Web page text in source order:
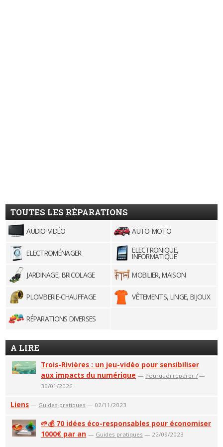
TOUTES LES RÉPARATIONS
AUDIO-VIDÉO AUTO-MOTO
ELECTROMÉNAGER ELECTRONIQUE,
INFORMATIQUE
JARDINAGE, BRICOLAGE
MOBILIER, MAISON
PLOMBERIE-CHAUFFAGE VÊTEMENTS, LINGE, BIJOUX
RÉPARATIONS DIVERSES
A LIRE
Trois-Rivières : un jeu-vidéo pour sensibiliser
aux impacts du numérique — Pourquoi réparer ? —
30/01/2026
Liens — Guides pratiques — 02/11/2023
🌱💰 70 idées éco-responsables pour économiser
1000€ par an — Guides pratiques — 22/09/2023